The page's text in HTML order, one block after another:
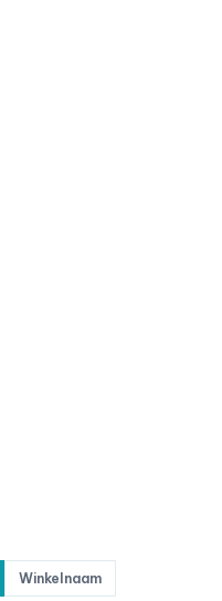
Winkelnaam